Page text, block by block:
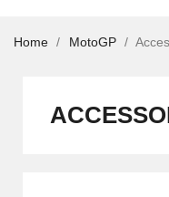
Home MotoGP